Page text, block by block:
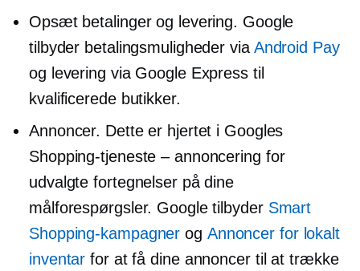
Opsæt betalinger og levering. Google
tilbyder betalingsmuligheder via Android Pay
og levering via Google Express til
kvalificerede butikker.
Annoncer. Dette er hjertet i Googles
Shopping-tjeneste – annoncering for
udvalgte fortegnelser på dine
målforespørgsler. Google tilbyder Smart
Shopping-kampagner og Annoncer for lokalt
inventar for at få dine annoncer til at trække